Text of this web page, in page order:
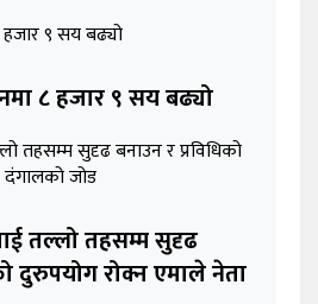
८ हजार ९ सय बढ्यो
तल्लो तहसम्म सुदृढ
दुरुपयोग रोक्न एमाले नेता